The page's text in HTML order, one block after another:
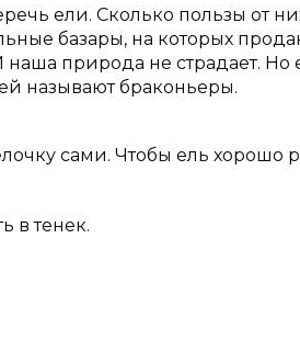
ели. Сколько пользы от
базары, на которых
природа не страдает. Но
называют браконьеры.
сами. Чтобы ель хорошо
в тенек.